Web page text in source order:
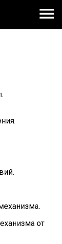
от